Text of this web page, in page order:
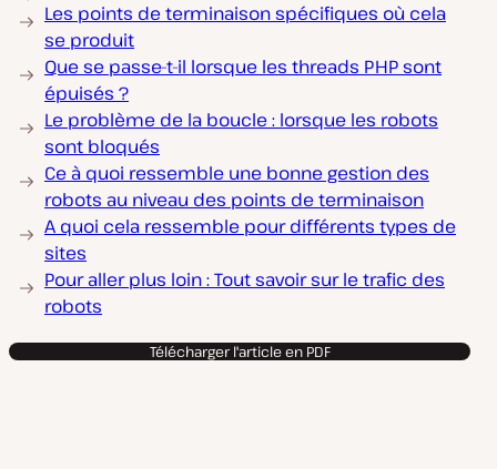
Les points de terminaison spécifiques où cela
se produit
Que se passe-t-il lorsque les threads PHP sont
épuisés ?
Le problème de la boucle : lorsque les robots
sont bloqués
Ce à quoi ressemble une bonne gestion des
robots au niveau des points de terminaison
A quoi cela ressemble pour différents types de
sites
Pour aller plus loin : Tout savoir sur le trafic des
robots
Télécharger l'article en PDF